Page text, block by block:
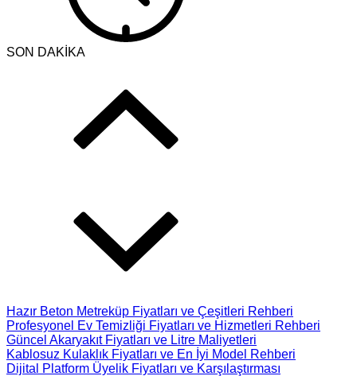
SON DAKİKA
Hazır Beton Metreküp Fiyatları ve Çeşitleri Rehberi
Profesyonel Ev Temizliği Fiyatları ve Hizmetleri Rehberi
Güncel Akaryakıt Fiyatları ve Litre Maliyetleri
Kablosuz Kulaklık Fiyatları ve En İyi Model Rehberi
Dijital Platform Üyelik Fiyatları ve Karşılaştırması